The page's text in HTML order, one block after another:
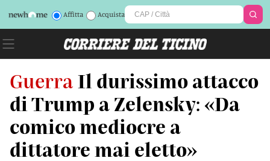
Affitta Acquista
Guerra Il durissimo attacco
di Trump a Zelensky: «Da
comico mediocre a
dittatore mai eletto»